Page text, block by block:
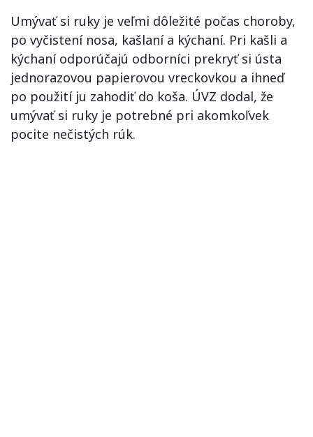
Umývať si ruky je veľmi dôležité počas choroby,
po vyčistení nosa, kašlaní a kýchaní. Pri kašli a
kýchaní odporúčajú odborníci prekryť si ústa
jednorazovou papierovou vreckovkou a ihneď
po použití ju zahodiť do koša. ÚVZ dodal, že
umývať si ruky je potrebné pri akomkoľvek
pocite nečistých rúk.